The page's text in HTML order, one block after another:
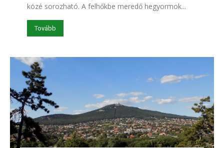
közé sorozható. A felhőkbe meredő hegyormok...
Tovább